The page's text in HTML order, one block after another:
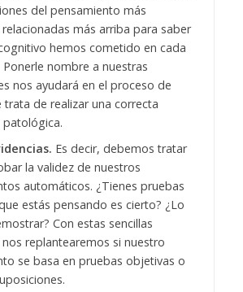
del pensamiento más
más arriba para saber
hemos cometido en cada
nombre a nuestras
nos ayudará en el proceso de
trata de realizar una correcta
Es decir, debemos tratar
la validez de nuestros
automáticos. ¿Tienes pruebas
estás pensando es cierto? ¿Lo
Con estas sencillas
replantearemos si nuestro
se basa en pruebas objetivas o